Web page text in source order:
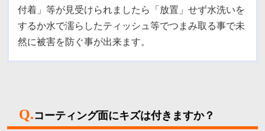
付着」等が見受けられましたら「放置」せず水洗いを
するか水で濡らしたティッシュ等でつまみ取る事で未
然に被害を防ぐ事が出来ます。
Q.コーティング面にキズは付きますか？